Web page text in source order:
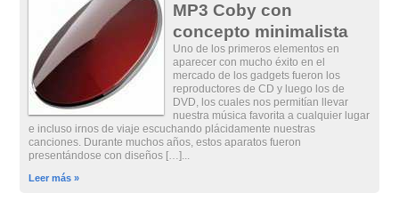
MP3 Coby con
concepto minimalista
Uno de los primeros elementos en
aparecer con mucho éxito en el
mercado de los gadgets fueron los
reproductores de CD y luego los de
DVD, los cuales nos permitían llevar
nuestra música favorita a cualquier lugar
e incluso irnos de viaje escuchando plácidamente nuestras
canciones. Durante muchos años, estos aparatos fueron
presentándose con diseños […]...
Leer más »